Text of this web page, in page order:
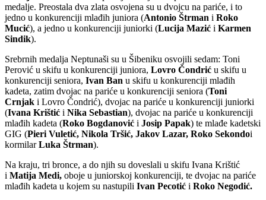
medalje. Preostala dva zlata osvojena su u dvojcu na pariće, i to
jedno u konkurenciji mlađih juniora (Antonio Štrman i Roko
Mucić), a jedno u konkurenciji juniorki (Lucija Mazić i Karmen
Sindik).
Srebrnih medalja Neptunaši su u Šibeniku osvojili sedam: Toni
Perović u skifu u konkurenciji juniora, Lovro Čondrić u skifu u
konkurenciji seniora, Ivan Ban u skifu u konkurenciji mlađih
kadeta, zatim dvojac na pariće u konkurenciji seniora (Toni
Crnjak i Lovro Čondrić), dvojac na pariće u konkurenciji juniorki
(Ivana Krištić i Nika Sebastian), dvojac na pariće u konkurenciji
mlađih kadeta (Roko Bogdanović i Josip Papak) te mlađe kadetski
GIG (Pieri Vuletić, Nikola Tršić, Jakov Lazar, Roko Sekondoi
kormilarLuka Štrman).
Na kraju, tri bronce, a do njih su doveslali u skifu Ivana Krištić
i Matija Medi, oboje u juniorskoj konkurenciji, te dvojac na pariće
mlađih kadeta u kojem su nastupili Ivan Pecotić i Roko Negodić.